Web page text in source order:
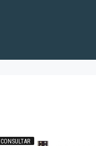
CONSULTAR